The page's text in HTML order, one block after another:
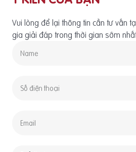
Vui lòng để lại thông tin cần tư vấn
gia giải đáp trong thời gian sớm